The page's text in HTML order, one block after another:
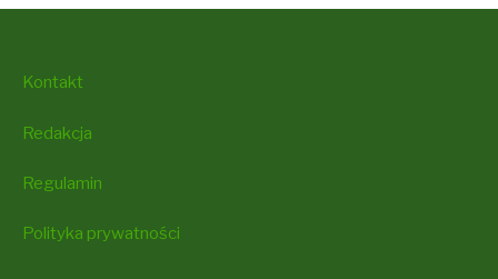
Kontakt
Redakcja
Regulamin
Polityka prywatności